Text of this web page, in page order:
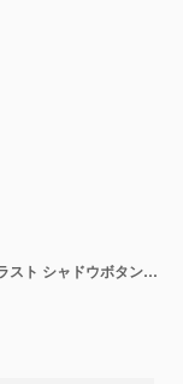
プラスチックのないアイコンデザインのイラスト シャドウボタンのデザインにプラスティック製品のサインシンボルはありません